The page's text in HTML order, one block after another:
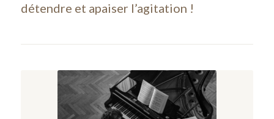
détendre et apaiser l’agitation !